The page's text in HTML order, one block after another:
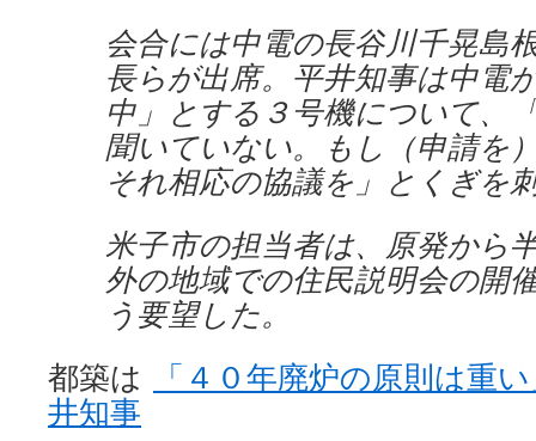
会合には中電の長谷川千晃島
長らが出席。平井知事は中電
中」とする３号機について、
聞いていない。もし（申請を
それ相応の協議を」とくぎを
米子市の担当者は、原発から
外の地域での住民説明会の開
う要望した。
都築は
「４０年廃炉の原則は重
井知事